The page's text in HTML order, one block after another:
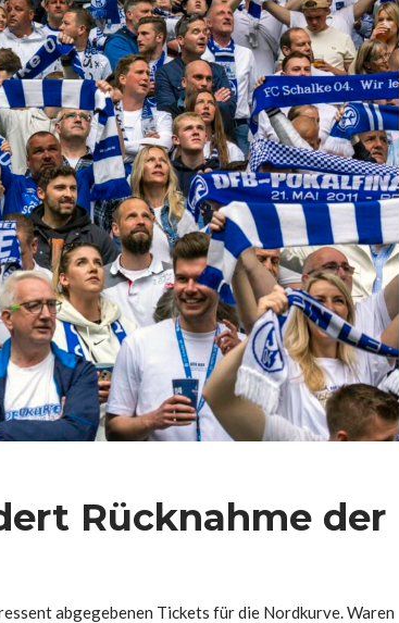
Rücknahme der
abgegebenen Tickets für die Nordkurve. Waren